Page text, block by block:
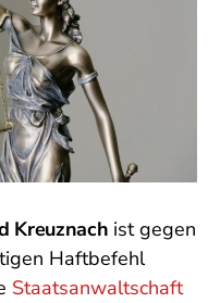
Kreuznach ist gegen
Haftbefehl
Staatsanwaltschaft